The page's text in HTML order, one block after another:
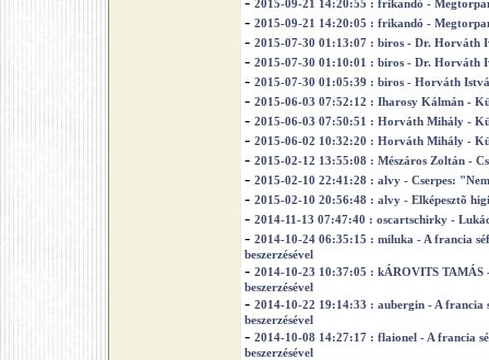
2015-09-21 14:20:55 : frikandó -
- 2015-09-21 14:20:05 : frikandó -
- 2015-07-30 01:13:07 : biros - Dr. Horváth
- 2015-07-30 01:10:01 : biros - Dr. Horváth
- 2015-07-30 01:05:39 : biros - Horváth
- 2015-06-03 07:52:12 : Iharosy Kálmán -
- 2015-06-03 07:50:51 : Horváth Mihály -
- 2015-06-02 10:32:20 : Horváth Mihály -
- 2015-02-12 13:55:08 : Mészáros Zoltán -
- 2015-02-10 22:41:28 : alvy - Cserpes:
- 2015-02-10 20:56:48 : alvy - Elképesztõ
- 2014-11-13 07:47:40 : oscartschirky -
- 2014-10-24 06:35:15 : miluka - A francia
beszerzésével
- 2014-10-23 10:37:05 : kÁROVITS TAMÁS
beszerzésével
- 2014-10-22 19:14:33 : aubergin - A francia
beszerzésével
- 2014-10-08 14:27:17 : flaionel - A francia
beszerzésével